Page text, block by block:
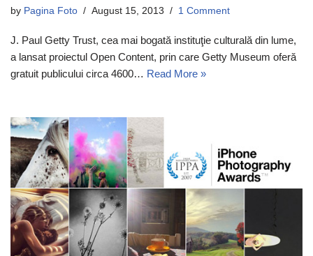
by Pagina Foto August 15, 2013 1 Comment
J. Paul Getty Trust, cea mai bogată instituţie culturală din lume,
a lansat proiectul Open Content, prin care Getty Museum oferă
gratuit publicului circa 4600… Read More »